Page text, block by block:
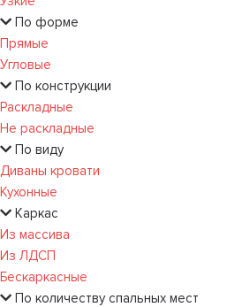
По форме
Прямые
Угловые
По конструкции
Раскладные
Не раскладные
По виду
Диваны кровати
Кухонные
Каркас
Из массива
Из ЛДСП
Бескаркасные
По количеству спальных мест